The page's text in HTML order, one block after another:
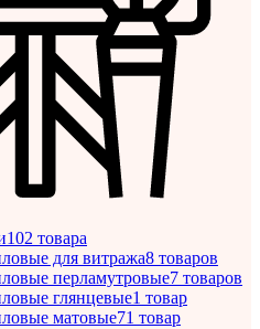
102 товара
для витража8 товаров
перламутровые7 товаров
глянцевые1 товар
матовые71 товар